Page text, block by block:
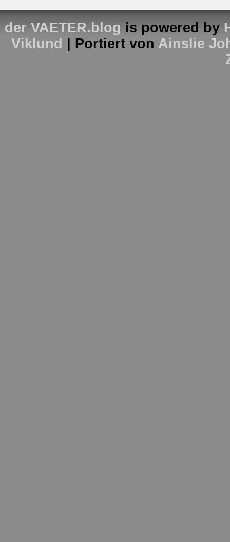
der VAETER.blog is powered by
Viklund
| Portiert von Ainslie